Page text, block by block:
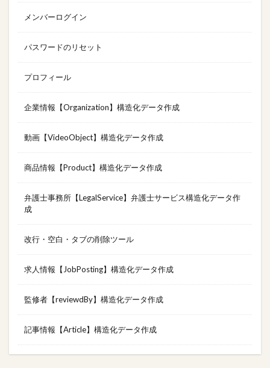
メンバーログイン
パスワードのリセット
プロフィール
企業情報【Organization】構造化データ作成
動画【VideoObject】構造化データ作成
商品情報【Product】構造化データ作成
弁護士事務所【LegalService】弁護士サービス構造化データ作
成
改行・空白・タブの削除ツール
求人情報【JobPosting】構造化データ作成
監修者【reviewdBy】構造化データ作成
記事情報【Article】構造化データ作成